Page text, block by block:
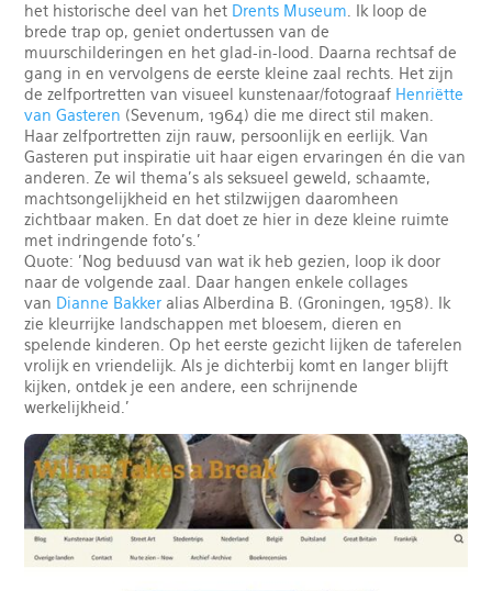
het historische deel van het Drents Museum . Ik loop de
brede trap op, geniet ondertussen van de
muurschilderingen en het glad-in-lood. Daarna rechtsaf de
gang in en vervolgens de eerste kleine zaal rechts. Het zijn
de zelfportretten van visueel kunstenaar/fotograaf Henriëtte
van Gasteren (Sevenum, 1964) die me direct stil maken.
Haar zelfportretten zijn rauw, persoonlijk en eerlijk. Van
Gasteren put inspiratie uit haar eigen ervaringen én die van
anderen. Ze wil thema’s als seksueel geweld, schaamte,
machtsongelijkheid en het stilzwijgen daaromheen
zichtbaar maken. En dat doet ze hier in deze kleine ruimte
met indringende foto’s.'
Quote: 'Nog beduusd van wat ik heb gezien, loop ik door
naar de volgende zaal. Daar hangen enkele collages
van Dianne Bakker alias Alberdina B. (Groningen, 1958). Ik
zie kleurrijke landschappen met bloesem, dieren en
spelende kinderen. Op het eerste gezicht lijken de taferelen
vrolijk en vriendelijk. Als je dichterbij komt en langer blijft
kijken, ontdek je een andere, een schrijnende
werkelijkheid.'